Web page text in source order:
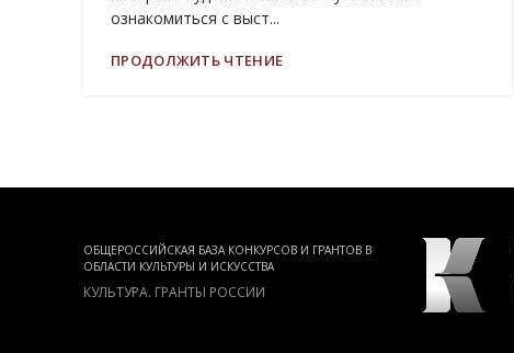
ознакомиться с выст...
ПРОДОЛЖИТЬ ЧТЕНИЕ
ОБЩЕРОССИЙСКАЯ БАЗА КОНКУРСОВ И ГРАНТОВ В
ОБЛАСТИ КУЛЬТУРЫ И ИСКУССТВА
КУЛЬТУРА. ГРАНТЫ РОССИИ